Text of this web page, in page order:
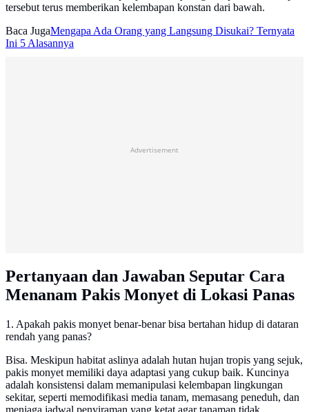
tersebut terus memberikan kelembapan konstan dari bawah.
Baca JugaMengapa Ada Orang yang Langsung Disukai? Ternyata
Ini 5 Alasannya
Advertisement
Pertanyaan dan Jawaban Seputar Cara
Menanam Pakis Monyet di Lokasi Panas
1. Apakah pakis monyet benar-benar bisa bertahan hidup di dataran
rendah yang panas?
Bisa. Meskipun habitat aslinya adalah hutan hujan tropis yang sejuk,
pakis monyet memiliki daya adaptasi yang cukup baik. Kuncinya
adalah konsistensi dalam memanipulasi kelembapan lingkungan
sekitar, seperti memodifikasi media tanam, memasang peneduh, dan